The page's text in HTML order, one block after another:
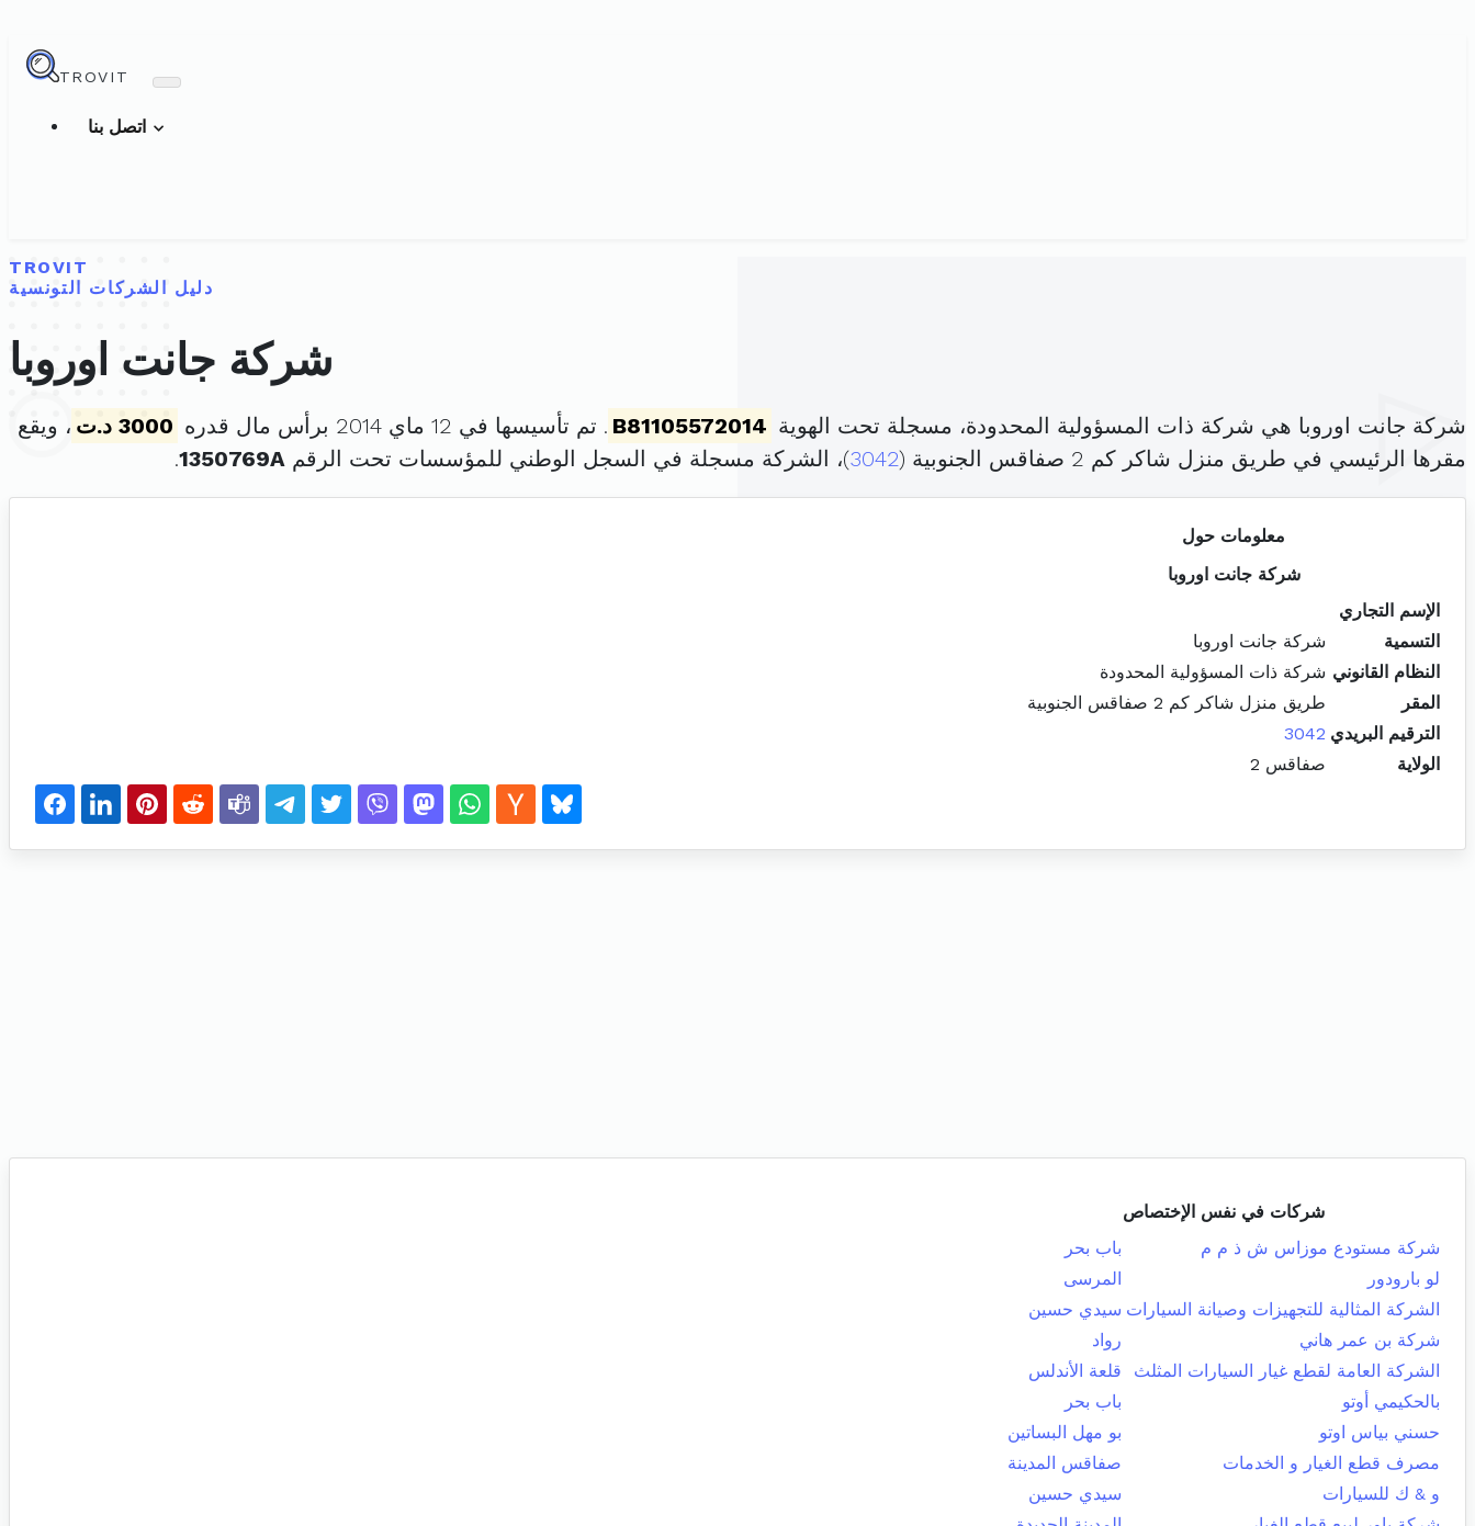
TROVIT
TROVIT
دليل الشركات التونسية
شركة جانت اوروبا
شركة جانت اوروبا هي شركة ذات المسؤولية المحدودة، مسجلة تحت الهوية B81105572014 . تم تأسيسها في 12 ماي 2014 برأس مال قدره 3000 د.ت
، ويقع
مقرها الرئيسي في طريق منزل شاكر كم 2 صفاقس الجنوبية (
3042)، الشركة مسجلة في السجل الوطني للمؤسسات تحت الرقم 1350769A
.
معلومات حول
شركة جانت اوروبا
الإسم التجاري
التسمية
شركة جانت اوروبا
النظام القانوني شركة ذات المسؤولية المحدودة
المقر
طريق منزل شاكر كم 2 صفاقس الجنوبية
الترقيم البريدي 3042
الولاية
صفاقس 2
شركات في نفس الإختصاص
شركة مستودع موزاس ش ذ م م
باب بحر
لو بارودور
المرسى
الشركة المثالية للتجهيزات وصيانة السيارات سيدي حسين
شركة بن عمر هاني
رواد
الشركة العامة لقطع غيار السيارات المثلث
قلعة الأندلس
بالحكيمي أوتو
باب بحر
حسني بياس اوتو
بو مهل البساتين
مصرف قطع الغيار و الخدمات
صفاقس المدينة
و & ك للسيارات
سيدي حسين